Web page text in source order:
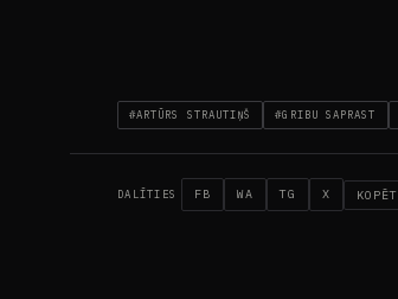
#ARTŪRS STRAUTIŅŠ #GRIBU SAPRAST
DALĪTIES FB WA TG X KOPĒT